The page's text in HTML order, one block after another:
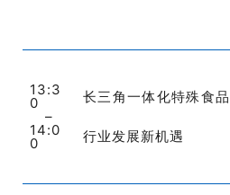
13:3
0
–
14:0
0
长三角一体化特殊食品
行业发展新机遇